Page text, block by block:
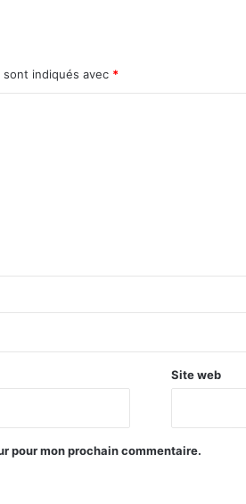
sont indiqués avec *
Site web
pour mon prochain commentaire.